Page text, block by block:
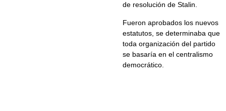
de resolución de Stalin.
Fueron aprobados los nuevos
estatutos, se determinaba que
toda organización del partido
se basaría en el centralismo
democrático.